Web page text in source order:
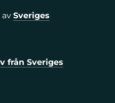
av Sveriges
från Sveriges